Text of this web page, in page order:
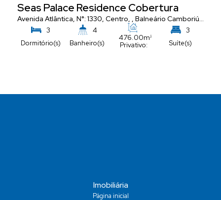
Seas Palace Residence Cobertura
Avenida Atlântica, N°: 1330, Centro , Balneário Camboriú,
3
Dormitório(s)
4
Banheiro(s) Privativo:
476.00m²
3
Suíte(s)
Imobiliária
Página inicial